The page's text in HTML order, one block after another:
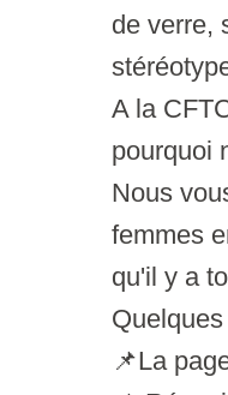
de verre,
A la
pourquoi
Nous
femmes
qu'il y a
📌La